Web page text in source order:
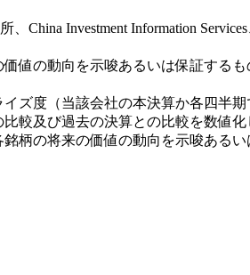
Investment Information
値の動向を示唆あるいは保証する
ズ度（当該会社の本決算か各四半
較及び過去の決算との比較を数値
柄の将来の価値の動向を示唆ある